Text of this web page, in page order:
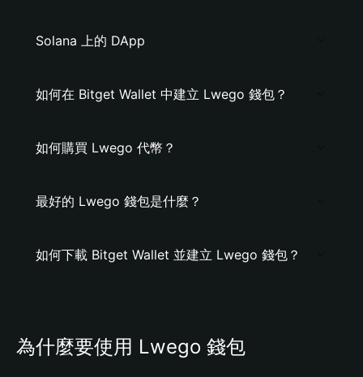
Solana 上的 DApp
如何在 Bitget Wallet 中建立 Lwego 錢包？
如何購買 Lwego 代幣？
最好的 Lwego 錢包是什麼？
如何下載 Bitget Wallet 並建立 Lwego 錢包？
為什麼要使用 Lwego 錢包